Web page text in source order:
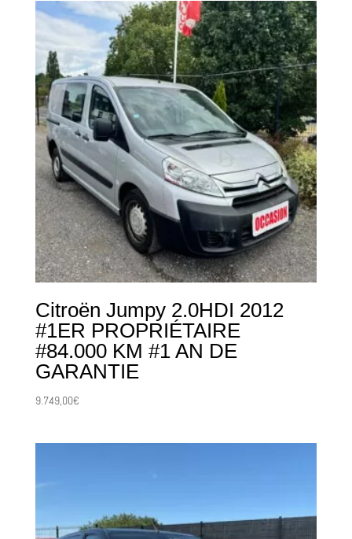
Citroën Jumpy 2.0HDI 2012
#1ER PROPRIÉTAIRE
#84.000 KM #1 AN DE
GARANTIE
9.749,00€